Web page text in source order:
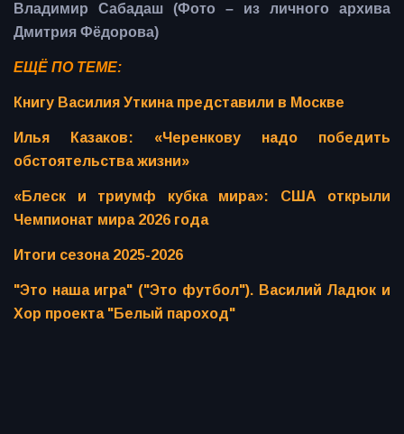
Владимир Сабадаш (Фото – из личного архива
Дмитрия Фёдорова)
ЕЩЁ ПО ТЕМЕ:
Книгу Василия Уткина представили в Москве
Илья Казаков: «Черенкову надо победить
обстоятельства жизни»
«Блеск и триумф кубка мира»: США открыли
Чемпионат мира 2026 года
Итоги сезона 2025-2026
"Это наша игра" ("Это футбол"). Василий Ладюк и
Хор проекта "Белый пароход"